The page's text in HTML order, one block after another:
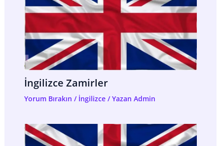
İngilizce Zamirler
Yorum Bırakın / İngilizce/ Yazan Admin